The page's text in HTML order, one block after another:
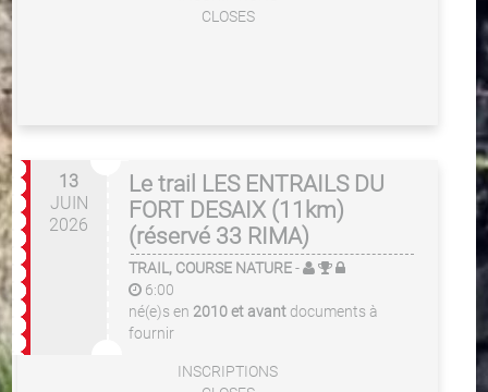
CLOSES
13
JUIN
2026
Le trail LES ENTRAILS DU
FORT DESAIX (11km)
(réservé 33 RIMA)
TRAIL, COURSE NATURE-
6:00
né(e)s en 2010 et avant documents à
fournir
INSCRIPTIONS